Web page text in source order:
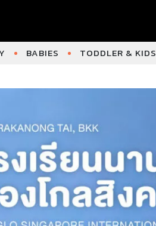
BABIES TODDLER & KIDS